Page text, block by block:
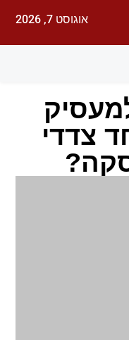
אוגוסט 7, 2026
צדדי